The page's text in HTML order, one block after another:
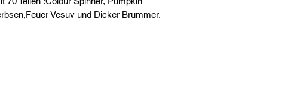
Vesuv und Dicker Brummer.